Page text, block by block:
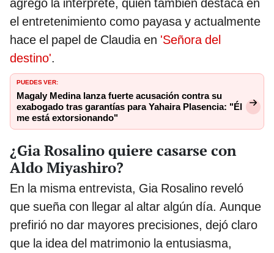
agregó la intérprete, quien también destaca en
el entretenimiento como payasa y actualmente
hace el papel de Claudia en 'Señora del
destino'.
PUEDES VER:
Magaly Medina lanza fuerte acusación contra su
exabogado tras garantías para Yahaira Plasencia: "Él
me está extorsionando"
¿Gia Rosalino quiere casarse con
Aldo Miyashiro?
En la misma entrevista, Gia Rosalino reveló
que sueña con llegar al altar algún día. Aunque
prefirió no dar mayores precisiones, dejó claro
que la idea del matrimonio la entusiasma,